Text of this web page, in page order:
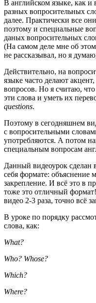
В английском языке, как и
разных вопросительных
далее. Практически все
поэтому и специальные
даных вопросительных
(На самом деле мне об
не рассказывал, но я
Действительно, на
языке часто делают
вопросов. Но я считаю,
эти слова и уметь их
questions.
Поэтому в сегодняшнем
с вопросительными
употребляются. А потом
специальным вопросам
Данный видеоурок сделан
себя формате: объяснение
закрепление. И всё это в
тоже это отличный
видео 2-3 раза, точно всё
В уроке по порядку
слова, как:
What?
Who? Whose?
Which?
Where?